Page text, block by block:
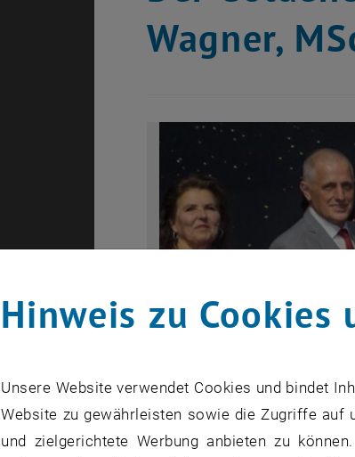
Wagner,
Hinweis zu Cookies
Unsere Website verwendet Cookies und bindet
Website zu gewährleisten sowie die Zugriffe auf
und zielgerichtete Werbung anbieten zu